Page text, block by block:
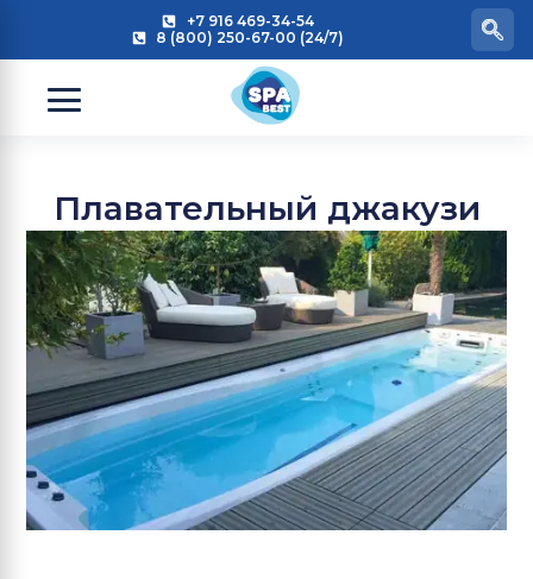
+7 916 469-34-54
8 (800) 250-67-00 (24/7)
Плавательный джакузи
и бесконечный бассейн